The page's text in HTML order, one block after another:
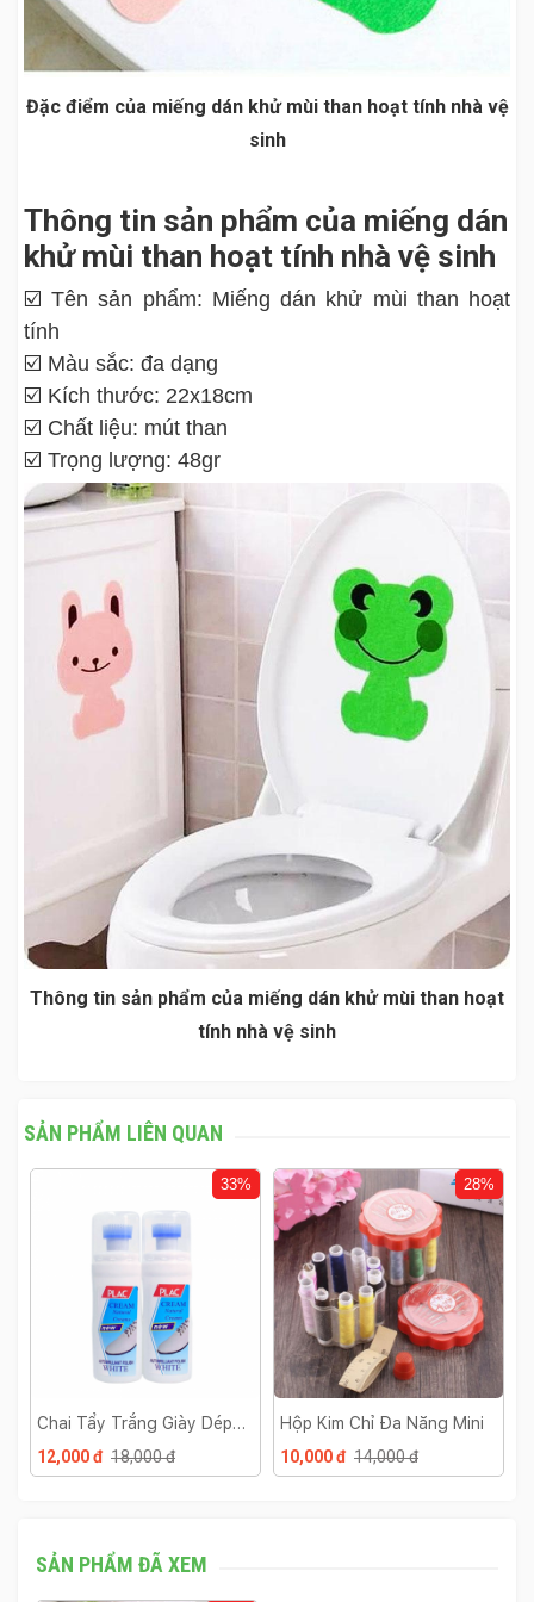
Đặc điểm của miếng dán khử mùi than hoạt tính nhà vệ
sinh
Thông tin sản phẩm của miếng dán
khử mùi than hoạt tính nhà vệ sinh
☑️ Tên sản phẩm: Miếng dán khử mùi than hoạt
tính
☑️ Màu sắc: đa dạng
☑️ Kích thước: 22x18cm
☑️ Chất liệu: mút than
☑️ Trọng lượng: 48gr
Thông tin sản phẩm của miếng dán khử mùi than hoạt
tính nhà vệ sinh
SẢN PHẨM LIÊN QUAN
33%
Chai Tẩy Trắng Giày Dép
Kèm Đầu Cọ
12,000 đ 18,000 đ
28%
Hộp Kim Chỉ Đa Năng Mini
10,000 đ 14,000 đ
SẢN PHẨM ĐÃ XEM